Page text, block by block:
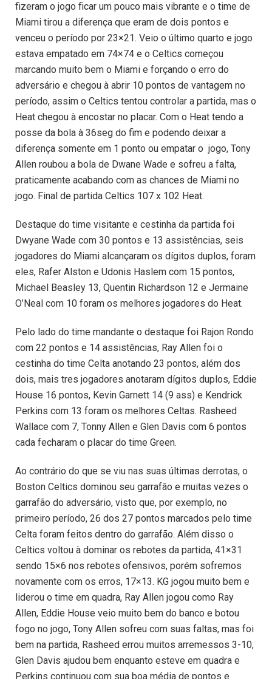
fizeram o jogo ficar um pouco mais vibrante e o time de
Miami tirou a diferença que eram de dois pontos e
venceu o período por 23×21. Veio o último quarto e jogo
estava empatado em 74×74 e o Celtics começou
marcando muito bem o Miami e forçando o erro do
adversário e chegou à abrir 10 pontos de vantagem no
período, assim o Celtics tentou controlar a partida, mas o
Heat chegou à encostar no placar. Com o Heat tendo a
posse da bola à 36seg do fim e podendo deixar a
diferença somente em 1 ponto ou empatar o jogo, Tony
Allen roubou a bola de Dwane Wade e sofreu a falta,
praticamente acabando com as chances de Miami no
jogo. Final de partida Celtics 107 x 102 Heat.
Destaque do time visitante e cestinha da partida foi
Dwyane Wade com 30 pontos e 13 assistências, seis
jogadores do Miami alcançaram os dígitos duplos, foram
eles, Rafer Alston e Udonis Haslem com 15 pontos,
Michael Beasley 13, Quentin Richardson 12 e Jermaine
O’Neal com 10 foram os melhores jogadores do Heat.
Pelo lado do time mandante o destaque foi Rajon Rondo
com 22 pontos e 14 assistências, Ray Allen foi o
cestinha do time Celta anotando 23 pontos, além dos
dois, mais tres jogadores anotaram dígitos duplos, Eddie
House 16 pontos, Kevin Garnett 14 (9 ass) e Kendrick
Perkins com 13 foram os melhores Celtas. Rasheed
Wallace com 7, Tonny Allen e Glen Davis com 6 pontos
cada fecharam o placar do time Green.
Ao contrário do que se viu nas suas últimas derrotas, o
Boston Celtics dominou seu garrafão e muitas vezes o
garrafão do adversário, visto que, por exemplo, no
primeiro período, 26 dos 27 pontos marcados pelo time
Celta foram feitos dentro do garrafão. Além disso o
Celtics voltou à dominar os rebotes da partida, 41×31
sendo 15×6 nos rebotes ofensivos, porém sofremos
novamente com os erros, 17×13. KG jogou muito bem e
liderou o time em quadra, Ray Allen jogou como Ray
Allen, Eddie House veio muito bem do banco e botou
fogo no jogo, Tony Allen sofreu com suas faltas, mas foi
bem na partida, Rasheed errou muitos arremessos 3-10,
Glen Davis ajudou bem enquanto esteve em quadra e
Perkins continuou com sua boa média de pontos e